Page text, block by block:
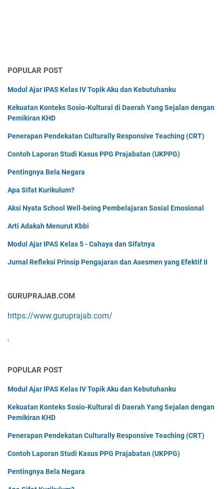
POPULAR POST
Modul Ajar IPAS Kelas IV Topik Aku dan Kebutuhanku
Kekuatan Konteks Sosio-Kultural di Daerah Yang Sejalan dengan
Pemikiran KHD
Penerapan Pendekatan Culturally Responsive Teaching (CRT)
Contoh Laporan Studi Kasus PPG Prajabatan (UKPPG)
Pentingnya Bela Negara
Apa Sifat Kurikulum?
Aksi Nyata School Well-being Pembelajaran Sosial Emosional
Arti Adakah Menurut Kbbi
Modul Ajar IPAS Kelas 5 - Cahaya dan Sifatnya
Jurnal Refleksi Prinsip Pengajaran dan Asesmen yang Efektif II
GURUPRAJAB.COM
https://www.guruprajab.com/
'
POPULAR POST
Modul Ajar IPAS Kelas IV Topik Aku dan Kebutuhanku
Kekuatan Konteks Sosio-Kultural di Daerah Yang Sejalan dengan
Pemikiran KHD
Penerapan Pendekatan Culturally Responsive Teaching (CRT)
Contoh Laporan Studi Kasus PPG Prajabatan (UKPPG)
Pentingnya Bela Negara